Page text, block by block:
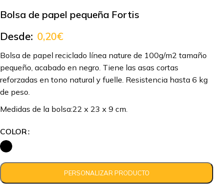
Bolsa de papel pequeña Fortis
Desde: 0,20€
Bolsa de papel reciclado línea nature de 100g/m2 tamaño
pequeño, acabado en negro. Tiene las asas cortas
reforzadas en tono natural y fuelle. Resistencia hasta 6 kg
de peso.
Medidas de la bolsa:22 x 23 x 9 cm.
COLOR